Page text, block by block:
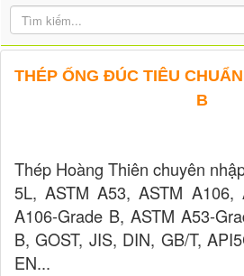
THÉP ỐNG ĐÚC TIÊU
B
Thép Hoàng Thiên chuyên
5L, ASTM A53, ASTM A106,
A106-Grade B, ASTM A53-
B, GOST, JIS, DIN, GB/T,
EN...